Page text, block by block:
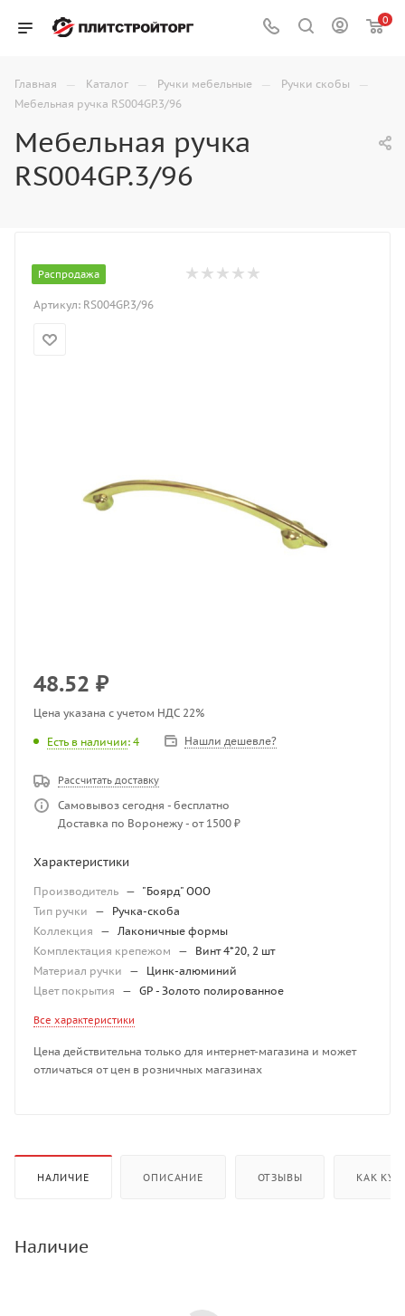
0
Главная — Каталог — Ручки мебельные — Ручки скобы —
Мебельная ручка RS004GP.3/96
Мебельная ручка
RS004GP.3/96
Распродажа
Артикул: RS004GP.3/96
48.52 ₽
Цена указана с учетом НДС 22%
Есть в наличии: 4 Нашли дешевле?
Рассчитать доставку
Самовывоз сегодня - бесплатно
Доставка по Воронежу - от 1500 ₽
Характеристики
Производитель — "Боярд" ООО
Тип ручки
—
Ручка-скоба
Коллекция
— Лаконичные формы
Комплектация крепежом
—
Винт 4*20, 2 шт
Материал ручки
—
Цинк-алюминий
Цвет покрытия
— GP - Золото полированное
Все характеристики
Цена действительна только для интернет-магазина и может
отличаться от цен в розничных магазинах
НАЛИЧИЕ ОПИСАНИЕ ОТЗЫВЫ КАК
Наличие